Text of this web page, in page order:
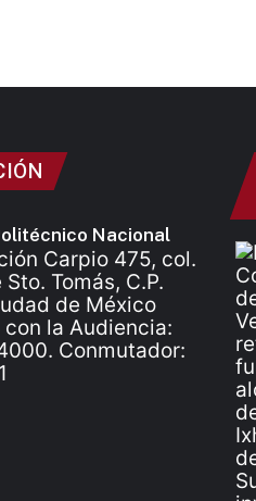
Nacional
Carpio 475, col.
Tomás, C.P.
de México
la Audiencia:
Conmutador: